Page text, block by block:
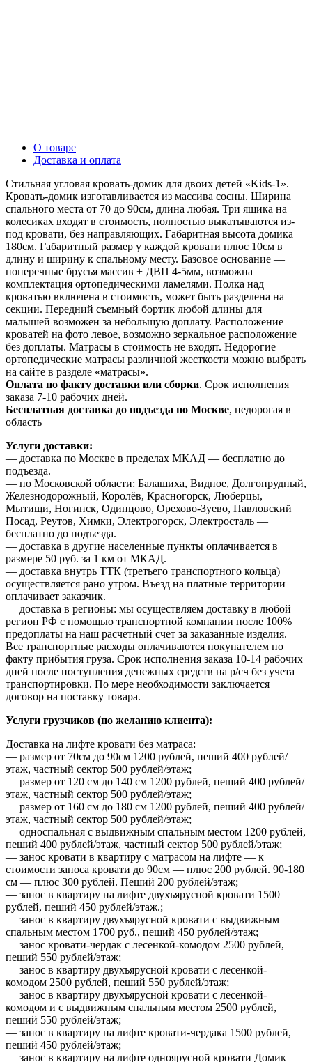
О товаре
Доставка и оплата
Стильная угловая кровать-домик для двоих детей «Kids-1».
Кровать-домик изготавливается из массива сосны. Ширина
спального места от 70 до 90см, длина любая. Три ящика на
колесиках входят в стоимость, полностью выкатываются из-
под кровати, без направляющих. Габаритная высота домика
180см. Габаритный размер у каждой кровати плюс 10см в
длину и ширину к спальному месту. Базовое основание —
поперечные брусья массив + ДВП 4-5мм, возможна
комплектация ортопедическими ламелями. Полка над
кроватью включена в стоимость, может быть разделена на
секции. Передний съемный бортик любой длины для
малышей возможен за небольшую доплату. Расположение
кроватей на фото левое, возможно зеркальное расположение
без доплаты. Матрасы в стоимость не входят. Недорогие
ортопедические матрасы различной жесткости можно выбрать
на сайте в разделе «матрасы».
Оплата по факту доставки или сборки. Срок исполнения
заказа 7-10 рабочих дней.
Бесплатная доставка до подъезда по Москве, недорогая в
область
Услуги доставки:
— доставка по Москве в пределах МКАД — бесплатно до
подъезда.
— по Московской области: Балашиха, Видное, Долгопрудный,
Железнодорожный, Королёв, Красногорск, Люберцы,
Мытищи, Ногинск, Одинцово, Орехово-Зуево, Павловский
Посад, Реутов, Химки, Электрогорск, Электросталь —
бесплатно до подъезда.
— доставка в другие населенные пункты оплачивается в
размере 50 руб. за 1 км от МКАД.
— доставка внутрь ТТК (третьего транспортного кольца)
осуществляется рано утром. Въезд на платные территории
оплачивает заказчик.
— доставка в регионы: мы осуществляем доставку в любой
регион РФ с помощью транспортной компании после 100%
предоплаты на наш расчетный счет за заказанные изделия.
Все транспортные расходы оплачиваются покупателем по
факту прибытия груза. Срок исполнения заказа 10-14 рабочих
дней после поступления денежных средств на р/сч без учета
транспортировки. По мере необходимости заключается
договор на поставку товара.
Услуги грузчиков (по желанию клиента):
Доставка на лифте кровати без матраса:
— размер от 70см до 90см 1200 рублей, пеший 400 рублей/
этаж, частный сектор 500 рублей/этаж;
— размер от 120 см до 140 см 1200 рублей, пеший 400 рублей/
этаж, частный сектор 500 рублей/этаж;
— размер от 160 см до 180 см 1200 рублей, пеший 400 рублей/
этаж, частный сектор 500 рублей/этаж;
— односпальная с выдвижным спальным местом 1200 рублей,
пеший 400 рублей/этаж, частный сектор 500 рублей/этаж;
— занос кровати в квартиру с матрасом на лифте — к
стоимости заноса кровати до 90см — плюс 200 рублей. 90-180
см — плюс 300 рублей. Пеший 200 рублей/этаж;
— занос в квартиру на лифте двухъярусной кровати 1500
рублей, пеший 450 рублей/этаж.;
— занос в квартиру двухъярусной кровати с выдвижным
спальным местом 1700 руб., пеший 450 рублей/этаж;
— занос кровати-чердак с лесенкой-комодом 2500 рублей,
пеший 550 рублей/этаж;
— занос в квартиру двухъярусной кровати с лесенкой-
комодом 2500 рублей, пеший 550 рублей/этаж;
— занос в квартиру двухъярусной кровати с лесенкой-
комодом и с выдвижным спальным местом 2500 рублей,
пеший 550 рублей/этаж;
— занос в квартиру на лифте кровати-чердака 1500 рублей,
пеший 450 рублей/этаж;
— занос в квартиру на лифте одноярусной кровати Домик